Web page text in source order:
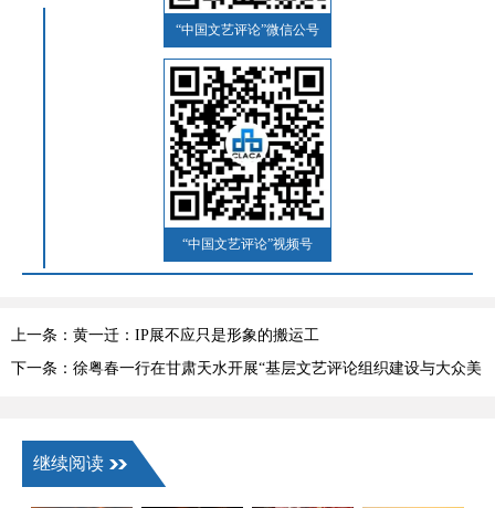
“中国文艺评论”微信公号
“中国文艺评论”视频号
上一条：黄一迁：IP展不应只是形象的搬运工
下一条：徐粤春一行在甘肃天水开展“基层文艺评论组织建设与大众美
继续阅读